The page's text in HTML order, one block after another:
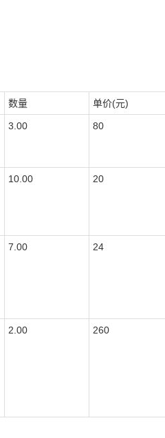
数量 单价(元)
3.00 80
10.00 20
7.00 24
2.00 260